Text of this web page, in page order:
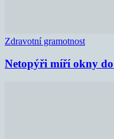
Zdravotní gramotnost
Netopýři míří okny